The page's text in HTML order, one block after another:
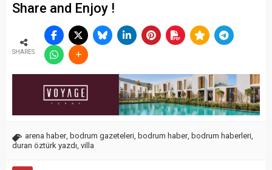
Share and Enjoy !
SHARES
arena haber, bodrum gazeteleri, bodrum haber, bodrum haberleri,
duran öztürk yazdı, villa